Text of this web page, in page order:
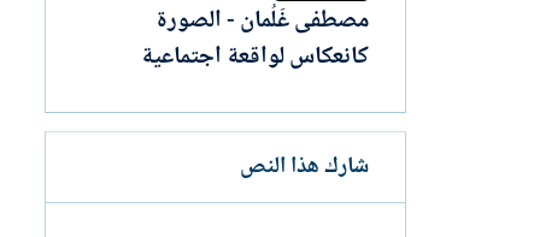
مصطفى غَلُمان - الصورة
كانعكاس لواقعة اجتماعية
شارك هذا النص